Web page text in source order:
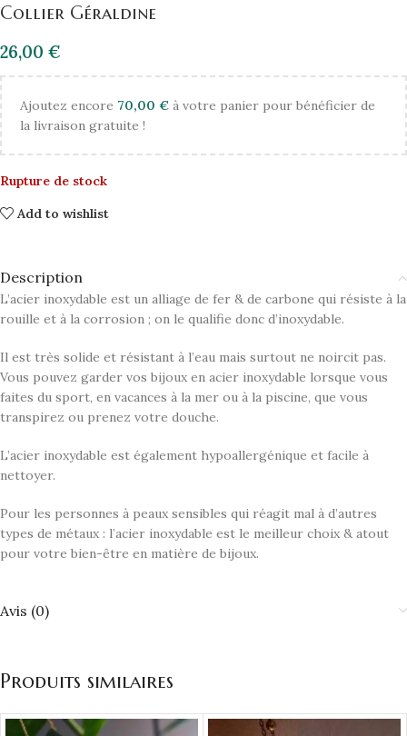
Collier Géraldine
26,00 €
Ajoutez encore 70,00 € à votre panier pour bénéficier de
la livraison gratuite !
Rupture de stock
Add to wishlist
Description
L’acier inoxydable est un alliage de fer & de carbone qui résiste à la
rouille et à la corrosion ; on le qualifie donc d’inoxydable.
Il est très solide et résistant à l’eau mais surtout ne noircit pas.
Vous pouvez garder vos bijoux en acier inoxydable lorsque vous
faites du sport, en vacances à la mer ou à la piscine, que vous
transpirez ou prenez votre douche.
L’acier inoxydable est également hypoallergénique et facile à
nettoyer.
Pour les personnes à peaux sensibles qui réagit mal à d’autres
types de métaux : l’acier inoxydable est le meilleur choix & atout
pour votre bien-être en matière de bijoux.
Avis (0)
Produits similaires